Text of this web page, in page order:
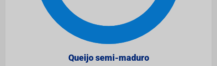
Queijo semi-maduro